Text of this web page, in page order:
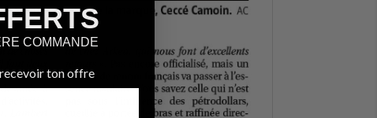
COMMANDE
ton offre